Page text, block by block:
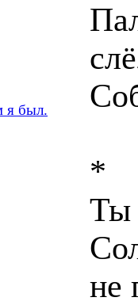
я был.
*
Ты
не